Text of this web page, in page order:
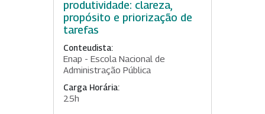
produtividade: clareza,
propósito e priorização de
tarefas
Conteudista:
Enap - Escola Nacional de
Administração Pública
Carga Horária:
25h